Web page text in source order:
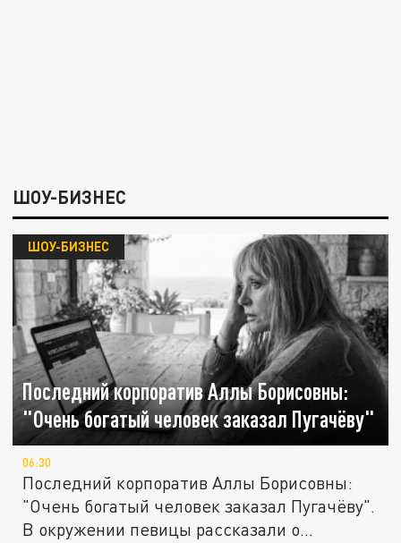
ШОУ-БИЗНЕС
Последний корпоратив Аллы Борисовны:
"Очень богатый человек заказал Пугачёву"
ШОУ-БИЗНЕС
06:30
Последний корпоратив Аллы Борисовны:
"Очень богатый человек заказал Пугачёву".
В окружении певицы рассказали о...